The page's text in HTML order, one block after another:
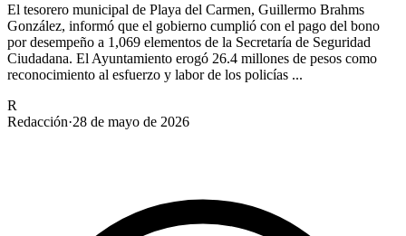
El tesorero municipal de Playa del Carmen, Guillermo Brahms
González, informó que el gobierno cumplió con el pago del bono
por desempeño a 1,069 elementos de la Secretaría de Seguridad
Ciudadana. El Ayuntamiento erogó 26.4 millones de pesos como
reconocimiento al esfuerzo y labor de los policías ...
R
Redacción·28 de mayo de 2026